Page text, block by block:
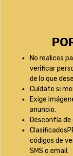
No realices
verificar
de lo que
Cuídate si
Exige
anuncio.
Desconfía
códigos de
SMS o email.